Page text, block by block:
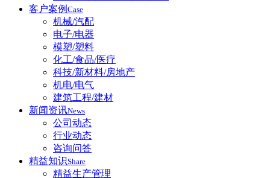
客户案例 Case
机械/汽配
电子/电器
模塑/塑料
化工/食品/医疗
科技/新材料/房地产
机电/电气
建筑工程/建材
新闻资讯News
公司动态
行业动态
咨询问答
精益知识Share
精益生产管理